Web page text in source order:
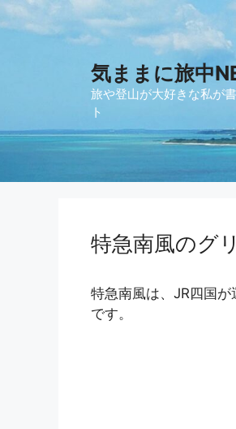
コ
ン
ス
気ままに旅中
旅や登山が大好きな私が
ト
特急南風のグ
特急南風は、JR四国
です。